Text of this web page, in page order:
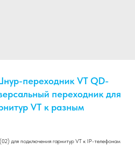
переходник VT QD-
переходник для
VT к разным
для подключения гарнитур VT к IP-телефонам